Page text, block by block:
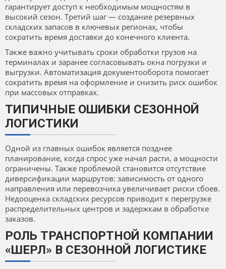
гарантирует доступ к необходимым мощностям в
высокий сезон. Третий шаг — создание резервных
складских запасов в ключевых регионах, чтобы
сократить время доставки до конечного клиента.
Также важно учитывать сроки обработки грузов на
терминалах и заранее согласовывать окна погрузки и
выгрузки. Автоматизация документооборота помогает
сократить время на оформление и снизить риск ошибок
при массовых отправках.
ТИПИЧНЫЕ ОШИБКИ СЕЗОННОЙ
ЛОГИСТИКИ
Одной из главных ошибок является позднее
планирование, когда спрос уже начал расти, а мощности
ограничены. Также проблемой становится отсутствие
диверсификации маршрутов: зависимость от одного
направления или перевозчика увеличивает риски сбоев.
Недооценка складских ресурсов приводит к перегрузке
распределительных центров и задержкам в обработке
заказов.
РОЛЬ ТРАНСПОРТНОЙ КОМПАНИИ
«ШЕРЛ» В СЕЗОННОЙ ЛОГИСТИКЕ